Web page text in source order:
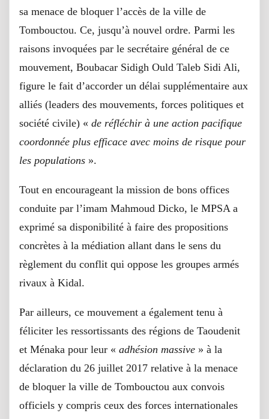
sa menace de bloquer l’accès de la ville de
Tombouctou. Ce, jusqu’à nouvel ordre. Parmi les
raisons invoquées par le secrétaire général de ce
mouvement, Boubacar Sidigh Ould Taleb Sidi Ali,
figure le fait d’accorder un délai supplémentaire aux
alliés (leaders des mouvements, forces politiques et
société civile) « de réfléchir à une action pacifique
coordonnée plus efficace avec moins de risque pour
les populations ».
Tout en encourageant la mission de bons offices
conduite par l’imam Mahmoud Dicko, le MPSA a
exprimé sa disponibilité à faire des propositions
concrètes à la médiation allant dans le sens du
règlement du conflit qui oppose les groupes armés
rivaux à Kidal.
Par ailleurs, ce mouvement a également tenu à
féliciter les ressortissants des régions de Taoudenit
et Ménaka pour leur « adhésion massive » à la
déclaration du 26 juillet 2017 relative à la menace
de bloquer la ville de Tombouctou aux convois
officiels y compris ceux des forces internationales